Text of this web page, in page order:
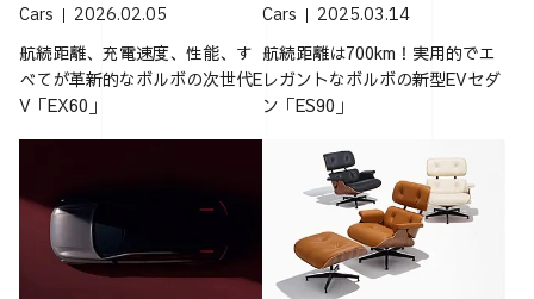
Cars 2026.02.05
航続距離、充電速度、性能、す
べてが革新的なボルボの次世代E
V「EX60」
Cars 2025.03.14
航続距離は700km！実用的でエ
レガントなボルボの新型EVセダ
ン「ES90」